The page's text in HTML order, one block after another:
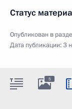
Статус
Опубликован в
Дата публикации:3
5